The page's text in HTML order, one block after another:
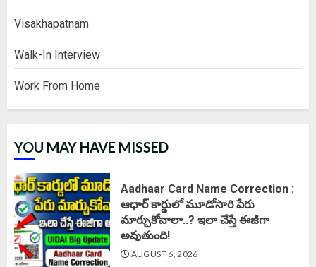
Visakhapatnam
Walk-In Interview
Work From Home
YOU MAY HAVE MISSED
Aadhaar Card Name Correction :
ఆధార్ కార్డులో మూడోసారి పేరు
మార్చుకోవాలా..? ఇలా చేస్తే ఈజీగా
అవుతుంది!
AUGUST 6, 2026